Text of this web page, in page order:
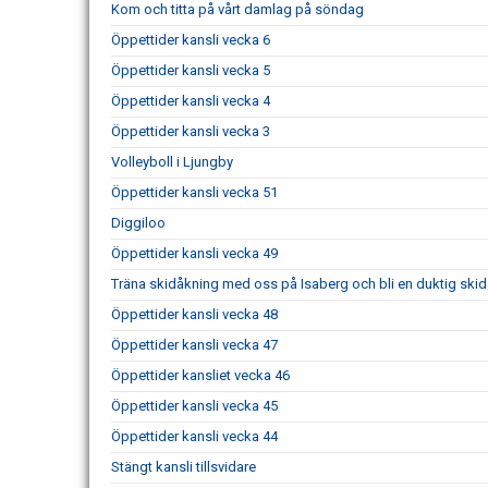
Kom och titta på vårt damlag på söndag
Öppettider kansli vecka 6
Öppettider kansli vecka 5
Öppettider kansli vecka 4
Öppettider kansli vecka 3
Volleyboll i Ljungby
Öppettider kansli vecka 51
Diggiloo
Öppettider kansli vecka 49
Träna skidåkning med oss på Isaberg och bli en duktig
Öppettider kansli vecka 48
Öppettider kansli vecka 47
Öppettider kansliet vecka 46
Öppettider kansli vecka 45
Öppettider kansli vecka 44
Stängt kansli tillsvidare